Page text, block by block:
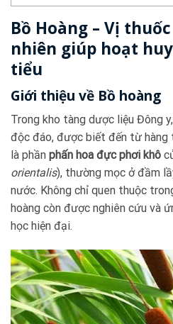
Bồ Hoàng – Vị
nhiên giúp hoạt
tiểu
Giới thiệu về Bồ hoàng
Trong kho tàng dược liệu Đông y,
độc đáo, được biết đến từ hàng
là phần phấn hoa đực phơi khô
orientalis), thường mọc ở đầm
nước. Không chỉ quen thuộc
hoàng còn được nghiên cứu và
học hiện đại.